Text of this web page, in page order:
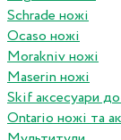
Schrade ножі
Ocaso ножі
Morakniv ножі
Maserin ножі
Skif аксесуари
Ontario ножі та